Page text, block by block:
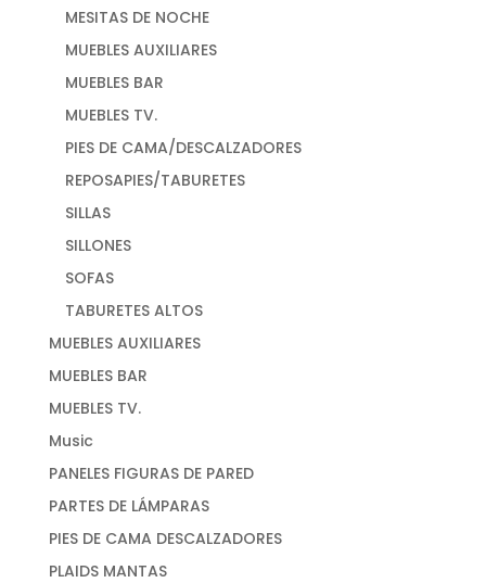
MESITAS DE NOCHE
MUEBLES AUXILIARES
MUEBLES BAR
MUEBLES TV.
PIES DE CAMA/DESCALZADORES
REPOSAPIES/TABURETES
SILLAS
SILLONES
SOFAS
TABURETES ALTOS
MUEBLES AUXILIARES
MUEBLES BAR
MUEBLES TV.
Music
PANELES FIGURAS DE PARED
PARTES DE LÁMPARAS
PIES DE CAMA DESCALZADORES
PLAIDS MANTAS